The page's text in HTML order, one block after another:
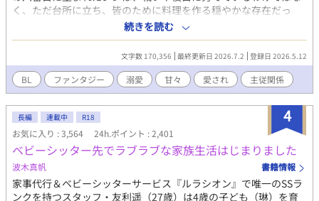
で、そちらもぜひ♡
く、ただ台所に立ち、皆のために料理を作る穏やかな存在だっ
た。 シンの作る食事に惹かれて集まる眷属たち。 年少のルカやユ
ウは特に懐き、上位の眷属たちも気づけば彼の周りで過ごす時間
を当たり前にしていた。そんな中、主神エリオスだけは誰よりも
静かに、けれど確かにシンを見つめ続けていた。みんなに等しく
優しい神でありながら、ほんの少しだけシンに甘い。ある日、天
界の結界が揺らぐ事件が起きる。 その異変を、シンは無意識に鎮
めてしまう。それをきっかけに明かされていくのは、「六番目」
にだけ与えられた特別な役割。 シンはただ愛されていたのではな
く、天界そのものを穏やかに保つ“境目の存在”だった。眷属たち
に囲まれながら、少しずつ自分の力と向き合うシン。 そして、長
い時を生きる神エリオスが、なぜ最初からシンだけを少し特別に
見つめていたのか。穏やかな日常の中で育つ、静かな恋。 世界を
支える力と、ひとつの居場所を巡る、優しいファンタジーBL。
続きを読む
文字数 170,356 最終更新日 2026.7.2 登録日 2026.5.12
BL ファンタジー 溺愛 甘々 愛され 主従関係
4
長編 連載中 R18
お気に入り : 3,564 24h.ポイント : 2,401
ベビーシッター先でラブラブな家族生活はじまりました
波木真帆 書籍情報
家事代行＆ベビーシッターサービス『ルラシオン』で唯一のSSラ
ンクを持つスタッフ・友利遥（27歳）は4歳の子ども（琳）を育